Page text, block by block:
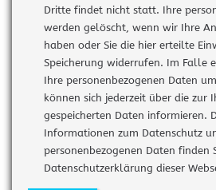
Dritte findet nicht statt. Ihre
werden gelöscht, wenn wir Ihre
haben oder Sie die hier erteilte
Speicherung widerrufen. Im Falle
Ihre personenbezogenen Daten
können sich jederzeit über die zur
gespeicherten Daten informieren.
Informationen zum Datenschutz
personenbezogenen Daten finden
Datenschutzerklärung dieser